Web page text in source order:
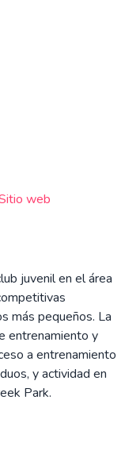
web
juvenil en el área
más pequeños. La
entrenamiento y
a entrenamiento
y actividad en
Park.